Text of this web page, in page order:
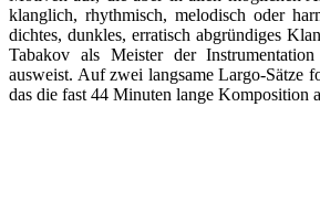
klanglich, rhythmisch, melodisch oder
dichtes, dunkles, erratisch abgründiges
Tabakov als Meister der
ausweist. Auf zwei langsame Largo-Sätze
das die fast 44 Minuten lange Komposition